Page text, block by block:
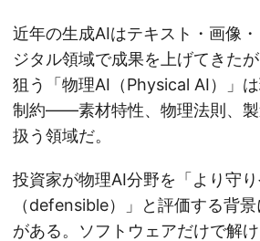
近年の生成AIはテキスト・画像
ジタル領域で成果を上げてきた
狙う「物理AI（Physical AI）」
制約——素材特性、物理法則、
扱う領域だ。
投資家が物理AI分野を「より守
（defensible）」と評価する背
がある。ソフトウェアだけで解